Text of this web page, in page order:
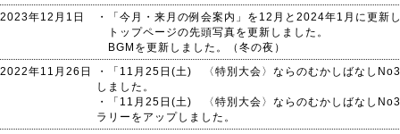
2023年12月1日
・「今月・来月の例会案内」を12月と2024年1月に更新
トップページの先頭写真を更新しました。
BGMを更新しました。（冬の夜）
2022年11月26日
・「11月25日(土) 〈特別大会〉ならのむかしばなし
しました。
・「11月25日(土) 〈特別大会〉ならのむかしばなし
ラリーをアップしました。